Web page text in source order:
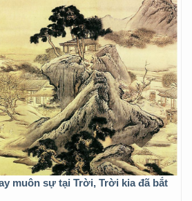
muôn sự tại Trời, Trời kia đã bắt